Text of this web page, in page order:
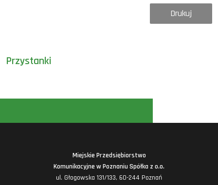
Przystanki
Drukuj
Miejskie Przedsiębiorstwo
Komunikacyjne w Poznaniu Spółka z o.o.
ul. Głogowska 131/133, 60-244 Poznań